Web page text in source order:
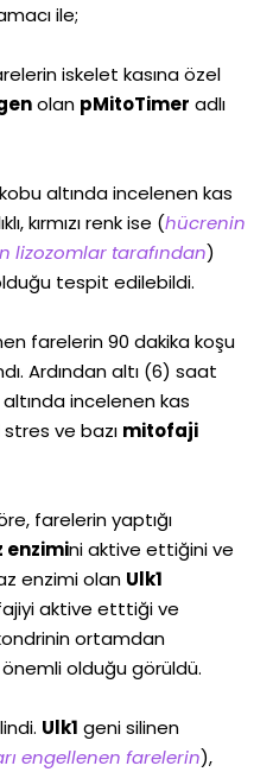
ile;
iskelet kasına özel
olan pMitoTimer adlı
altında incelenen kas
kırmızı renk ise (hücrenin
lizozomlar tarafından)
tespit edilebildi.
farelerin 90 dakika koşu
Ardından altı (6) saat
incelenen kas
ve bazı mitofaji
farelerin yaptığı
enzimini aktive ettiğini ve
enzimi olan Ulk1
aktive etttiği ve
ortamdan
önemli olduğu görüldü.
Ulk1 geni silinen
engellenen farelerin),